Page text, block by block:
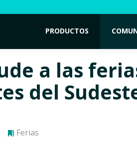
PRODUCTOS
a las
del
Ferias